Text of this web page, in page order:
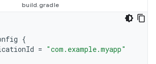
{
= "com.example.myapp"